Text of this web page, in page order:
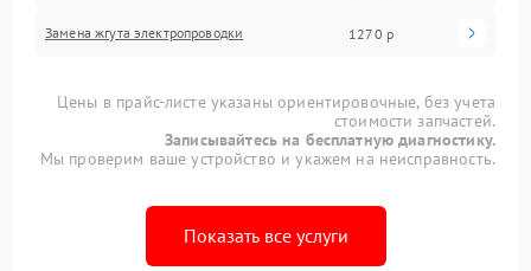
Замена жгута электропроводки 1270 р
Цены в прайс-листе указаны ориентировочные, без учета
стоимости запчастей.
Записывайтесь на бесплатную диагностику.
Мы проверим ваше устройство и укажем на неисправность.
Показать все услуги